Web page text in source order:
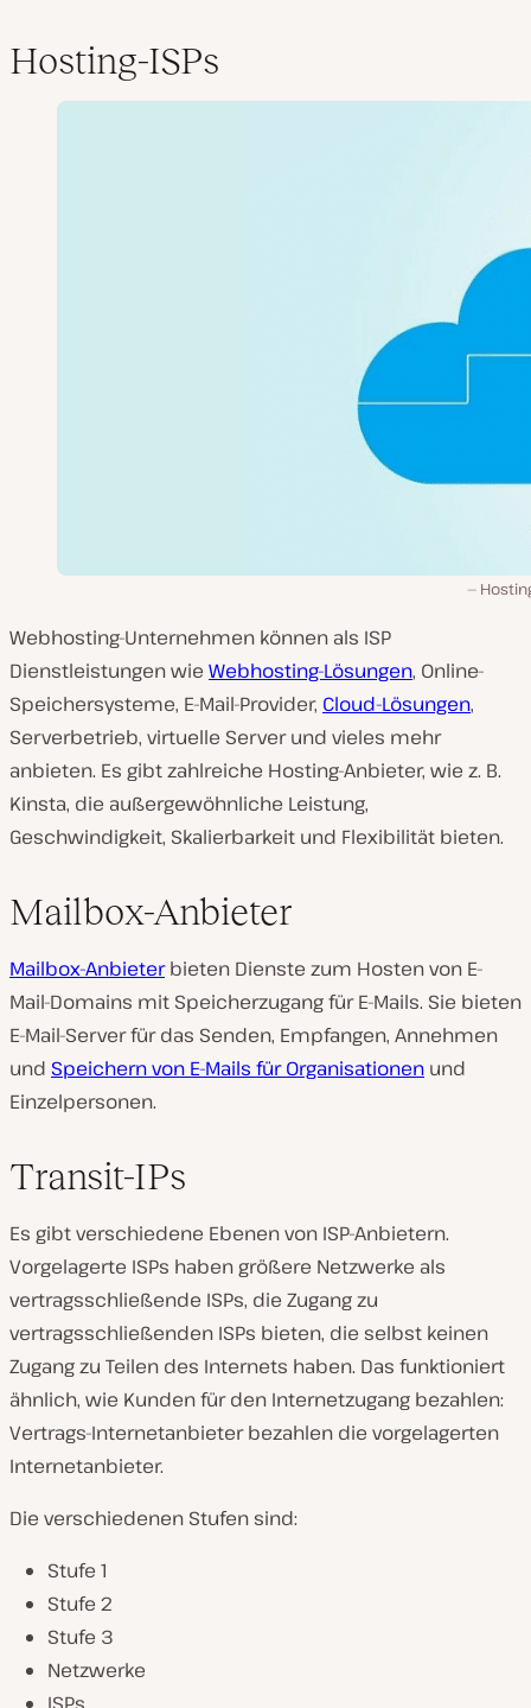
Hosting-ISPs
Webhosting-Unternehmen können als ISP
Dienstleistungen wie Webhosting-Lösungen, Online-
Speichersysteme, E-Mail-Provider, Cloud-Lösungen,
Serverbetrieb, virtuelle Server und vieles mehr
anbieten. Es gibt zahlreiche Hosting-Anbieter, wie z. B.
Kinsta, die außergewöhnliche Leistung,
Geschwindigkeit, Skalierbarkeit und Flexibilität bieten.
Mailbox-Anbieter
Mailbox-Anbieterbieten Dienste zum Hosten von E-
Mail-Domains mit Speicherzugang für E-Mails. Sie bieten
E-Mail-Server für das Senden, Empfangen, Annehmen
und Speichern von E-Mails für Organisationen und
Einzelpersonen.
Transit-IPs
Es gibt verschiedene Ebenen von ISP-Anbietern.
Vorgelagerte ISPs haben größere Netzwerke als
vertragsschließende ISPs, die Zugang zu
vertragsschließenden ISPs bieten, die selbst keinen
Zugang zu Teilen des Internets haben. Das funktioniert
ähnlich, wie Kunden für den Internetzugang bezahlen:
Vertrags-Internetanbieter bezahlen die vorgelagerten
Internetanbieter.
Die verschiedenen Stufen sind:
Stufe 1
Stufe 2
Stufe 3
Netzwerke